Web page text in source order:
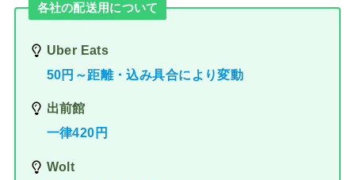
各社の配送用について
Uber Eats
50円～距離・込み具合により変動
出前館
一律420円
Wolt